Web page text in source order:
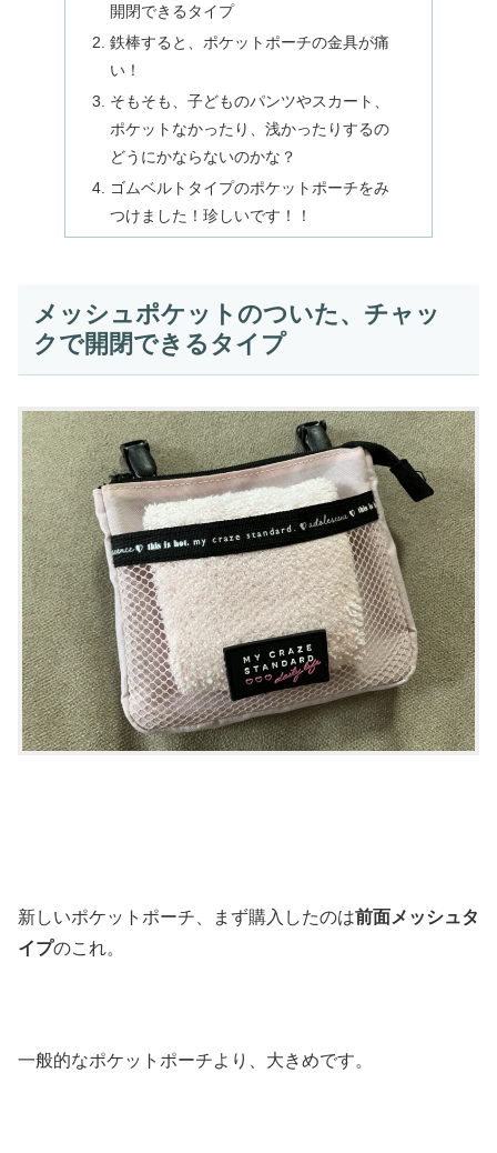
開閉できるタイプ
鉄棒すると、ポケットポーチの金具が痛
い！
そもそも、子どものパンツやスカート、
ポケットなかったり、浅かったりするの
どうにかならないのかな？
ゴムベルトタイプのポケットポーチをみ
つけました！珍しいです！！
メッシュポケットのついた、チャッ
クで開閉できるタイプ
新しいポケットポーチ、まず購入したのは前面メッシュタ
イプのこれ。
一般的なポケットポーチより、大きめです。